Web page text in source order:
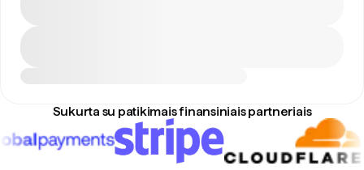
Sukurta su patikimais finansiniais partneriais